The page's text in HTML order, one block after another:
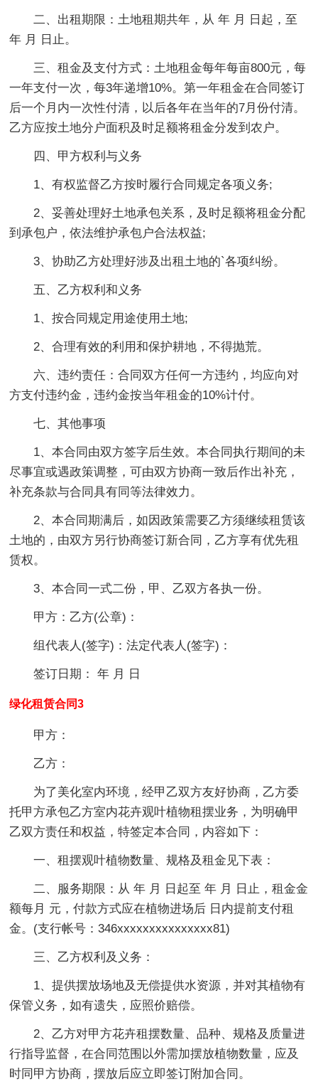
二、出租期限：土地租期共年，从 年 月 日起，至
年 月 日止。
三、租金及支付方式：土地租金每年每亩800元，每
一年支付一次，每3年递增10%。第一年租金在合同签订
后一个月内一次性付清，以后各年在当年的7月份付清。
乙方应按土地分户面积及时足额将租金分发到农户。
四、甲方权利与义务
1、有权监督乙方按时履行合同规定各项义务;
2、妥善处理好土地承包关系，及时足额将租金分配
到承包户，依法维护承包户合法权益;
3、协助乙方处理好涉及出租土地的`各项纠纷。
五、乙方权利和义务
1、按合同规定用途使用土地;
2、合理有效的利用和保护耕地，不得抛荒。
六、违约责任：合同双方任何一方违约，均应向对
方支付违约金，违约金按当年租金的10%计付。
七、其他事项
1、本合同由双方签字后生效。本合同执行期间的未
尽事宜或遇政策调整，可由双方协商一致后作出补充，
补充条款与合同具有同等法律效力。
2、本合同期满后，如因政策需要乙方须继续租赁该
土地的，由双方另行协商签订新合同，乙方享有优先租
赁权。
3、本合同一式二份，甲、乙双方各执一份。
甲方：乙方(公章)：
组代表人(签字)：法定代表人(签字)：
签订日期： 年 月 日
绿化租赁合同3
甲方：
乙方：
为了美化室内环境，经甲乙双方友好协商，乙方委
托甲方承包乙方室内花卉观叶植物租摆业务，为明确甲
乙双方责任和权益，特签定本合同，内容如下：
一、租摆观叶植物数量、规格及租金见下表：
二、服务期限：从 年 月 日起至 年 月 日止，租金金
额每月 元，付款方式应在植物进场后 日内提前支付租
金。(支行帐号：346xxxxxxxxxxxxxxx81)
三、乙方权利及义务：
1、提供摆放场地及无偿提供水资源，并对其植物有
保管义务，如有遗失，应照价赔偿。
2、乙方对甲方花卉租摆数量、品种、规格及质量进
行指导监督，在合同范围以外需加摆放植物数量，应及
时同甲方协商，摆放后应立即签订附加合同。